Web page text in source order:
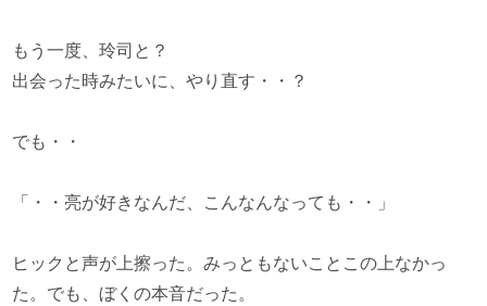
もう一度、玲司と？
出会った時みたいに、やり直す・・？
でも・・
「・・亮が好きなんだ、こんなんなっても・・」
ヒックと声が上擦った。みっともないことこの上なかっ
た。でも、ぼくの本音だった。